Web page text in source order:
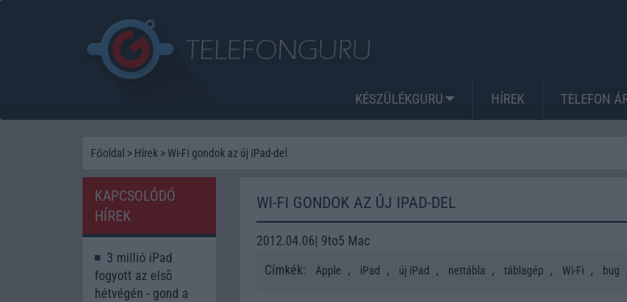
KÉSZÜLÉKGURU HÍREK TELEFON
Főoldal > Hírek >Wi-Fi gondok az új iPad-del
WI-FI GONDOK AZ ÚJ IPAD-DEL
2012.04.06| 9to5 Mac
Címkék:
Apple , iPad , új iPad , nettábla , táblagép , Wi-Fi , bug
KAPCSOLÓDÓ
HÍREK
3 millió iPad
fogyott az elsõ
hétvégén - gond a